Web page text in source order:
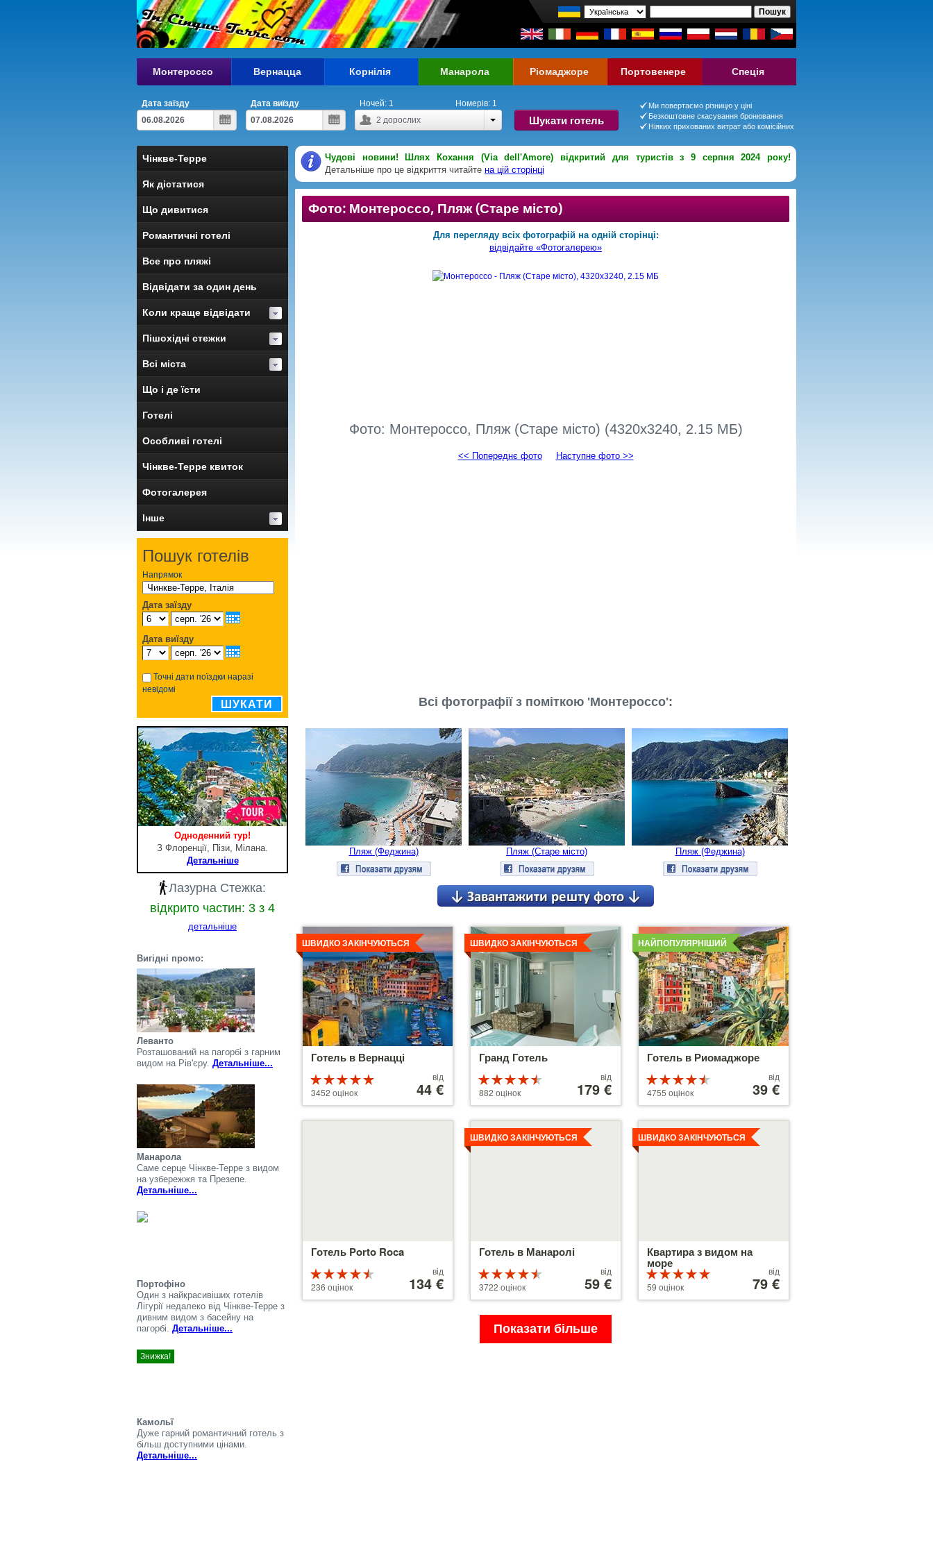
Монтероссо Вернацца Корнілія Манарола Ріомаджоре Портовенере Спеція
Дата заїзду
Дата виїзду
2 дорослих
Ночей: 1 Номерів: 1
Шукати готель
Ми повертаємо різницю у ціні
Безкоштовне скасування бронювання
Ніяких прихованих витрат або комісійних
Чудові новини! Шлях Кохання (Via dell'Amore) відкритий для туристів з 9 серпня 2024 року!
Детальніше про це відкриття читайте на цій сторінці
Фото: Монтероссо, Пляж (Старе місто)
Для перегляду всіх фотографій на одній сторінці:
відвідайте «Фотогалерею»
Фото: Монтероссо, Пляж (Старе місто) (4320x3240, 2.15 МБ)
<< Попереднє фото Наступне фото >>
Всі фотографії з поміткою 'Монтероссо':
Пляж (Феджина) Пляж (Старе місто) Пляж (Феджина)
Готель в Вернацці
ШВИДКО ЗАКІНЧУЮТЬСЯ
5 з 5
3452 оцінок
від
44 €
Детальніше
Гранд Готель
ШВИДКО ЗАКІНЧУЮТЬСЯ
4.5 з 5
882 оцінок 179 €
від
179 €
Детальніше
Готель в Риомаджоре
НАЙПОПУЛЯРНІШИЙ
4.5 з 5
4755 оцінок
від
39 €
Детальніше
Готель Porto Roca
4.5 з 5
236 оцінок 134 €
від
134 €
Детальніше
Готель в Манаролі
ШВИДКО ЗАКІНЧУЮТЬСЯ
4.5 з 5
3722 оцінок
від
59 €
Детальніше
Квартира з видом на
море
ШВИДКО ЗАКІНЧУЮТЬСЯ
5 з 5
59 оцінок
від
79 €
Детальніше
Показати більше
Чінкве-Терре
Як дістатися
Що дивитися
Романтичні готелі
Все про пляжі
Відвідати за один день
Коли краще відвідати
Пішохідні стежки
Всі міста
Що і де їсти
Готелі
Особливі готелі
Чінкве-Терре квиток
Фотогалерея
Інше
Пошук готелів
Напрямок
Дата заїзду
Дата виїзду
Точні дати поїздки наразі
невідомі
ШУКАТИ
Одноденний тур!
З Флоренції, Пізи, Мілана.
Детальніше
Лазурна Стежка:
відкрито частин: 3 з 4
детальніше
Вигідні промо:
Леванто
Розташований на пагорбі з гарним
видом на Рів'єру. Детальніше...
Манарола
Саме серце Чінкве-Терре з видом
на узбережжя та Презепе.
Детальніше...
Портофіно
Один з найкрасивіших готелів
Лігурії недалеко від Чінкве-Терре з
дивним видом з басейну на
пагорбі. Детальніше...
Знижка!
Камольї
Дуже гарний романтичний готель з
більш доступними цінами.
Детальніше...